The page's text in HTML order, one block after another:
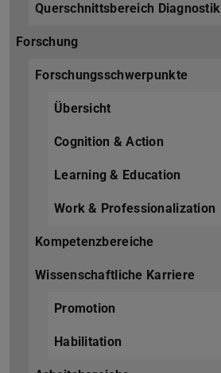
Querschnittsbereich Diagnostik
Forschung
Forschungsschwerpunkte
Übersicht
Cognition & Action
Learning & Education
Work & Professionalization
Kompetenzbereiche
Wissenschaftliche Karriere
Promotion
Habilitation